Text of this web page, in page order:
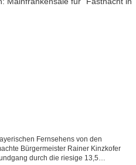
Fernsehens von den
Bürgermeister Rainer Kinzkofer
durch die riesige 13,5